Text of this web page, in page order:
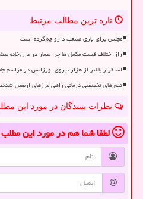
تازه ترین مطالب مرتبط
مجلس برای یاری صنعت دارو چه کرده است
راز اختلاف قیمت مکمل ها چرا بیمار در داروخانه
استقرار بالاتر از هزار نیروی اورژانس در مراسم
تیم های تخصصی درمانی راهی مرزهای اربعین شدند
نظرات بینندگان در مورد این
لطفا شما همدر مورد این مطلب